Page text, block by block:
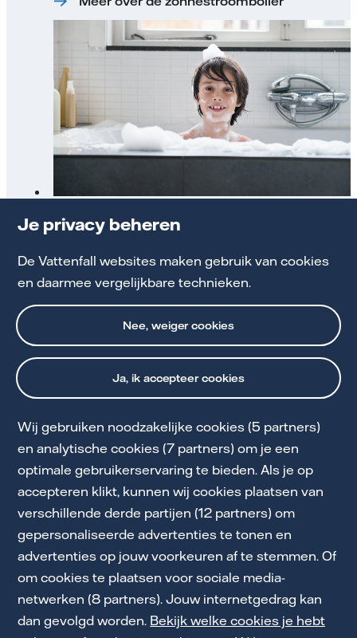
Je privacy beheren
De Vattenfall websites maken gebruik van cookies
en daarmee vergelijkbare technieken.
Ja, ik accepteer cookies
Nee, weiger cookies
Wij gebruiken noodzakelijke cookies (5 partners)
en analytische cookies (7 partners) om je een
optimale gebruikerservaring te bieden. Als je op
accepteren klikt, kunnen wij cookies plaatsen van
verschillende derde partijen (12 partners) om
gepersonaliseerde advertenties te tonen en
advertenties op jouw voorkeuren af te stemmen. Of
om cookies te plaatsen voor sociale media-
netwerken (8 partners). Jouw internetgedrag kan
dan gevolgd worden. Bekijk welke cookies je hebt
De zonnestroomboiler uitgelegd
Cookie Statement
Privacy en Voorwaarden
Toegankelijkheid
Partnerships
Energiekennis
Werken bij Vattenfall